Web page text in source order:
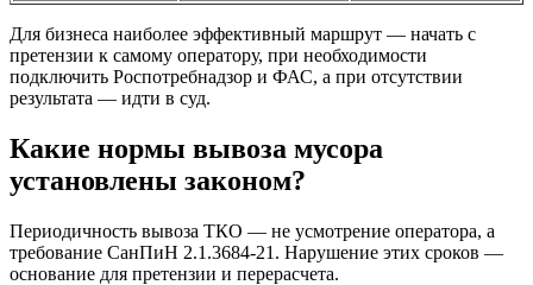
Для бизнеса наиболее эффективный маршрут — начать с
претензии к самому оператору, при необходимости
подключить Роспотребнадзор и ФАС, а при отсутствии
результата — идти в суд.
Какие нормы вывоза мусора
установлены законом?
Периодичность вывоза ТКО — не усмотрение оператора, а
требование СанПиН 2.1.3684-21. Нарушение этих сроков —
основание для претензии и перерасчета.